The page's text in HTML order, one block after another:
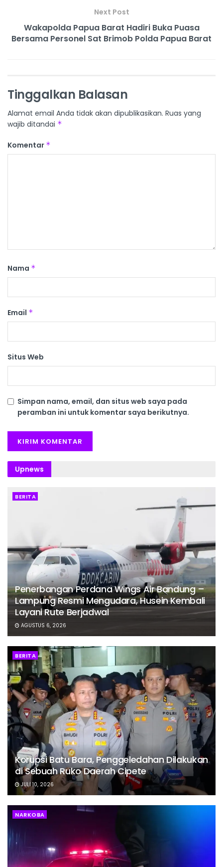
Next Post
Wakapolda Papua Barat Hadiri Buka Puasa
Bersama Personel Sat Brimob Polda Papua Barat
Tinggalkan Balasan
Alamat email Anda tidak akan dipublikasikan. Ruas yang
wajib ditandai *
Komentar *
Nama *
Email *
Situs Web
Simpan nama, email, dan situs web saya pada
peramban ini untuk komentar saya berikutnya.
Upnews
BERITA
Penerbangan Perdana Wings Air Bandung –
Lampung Resmi Mengudara, Husein Kembali
Layani Rute Berjadwal
AGUSTUS 6, 2026
BERITA
Korupsi Batu Bara, Penggeledahan Dilakukan
di Sebuah Ruko Daerah Cipete
JULI 10, 2026
NARKOBA